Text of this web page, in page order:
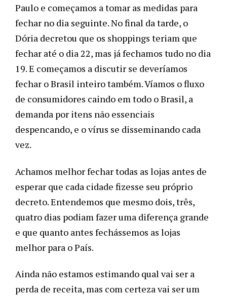
Paulo e começamos a tomar as medidas para
fechar no dia seguinte. No final da tarde, o
Dória decretou que os shoppings teriam que
fechar até o dia 22, mas já fechamos tudo no dia
19. E começamos a discutir se deveríamos
fechar o Brasil inteiro também. Víamos o fluxo
de consumidores caindo em todo o Brasil, a
demanda por itens não essenciais
despencando, e o vírus se disseminando cada
vez.
Achamos melhor fechar todas as lojas antes de
esperar que cada cidade fizesse seu próprio
decreto. Entendemos que mesmo dois, três,
quatro dias podiam fazer uma diferença grande
e que quanto antes fechássemos as lojas
melhor para o País.
Ainda não estamos estimando qual vai ser a
perda de receita, mas com certeza vai ser um